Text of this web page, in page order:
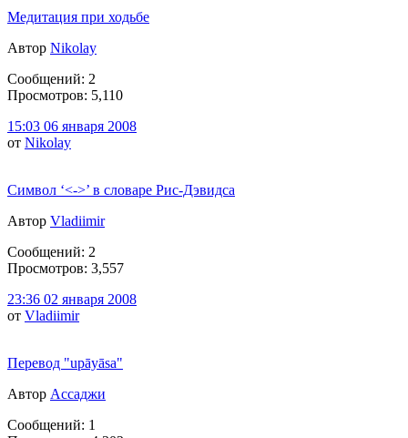
Медитация при ходьбе
Автор Nikolay
Сообщений: 2
Просмотров: 5,110
15:03 06 января 2008
от Nikolay
Символ ‘<->’ в словаре Рис-Дэвидса
Автор Vladiimir
Сообщений: 2
Просмотров: 3,557
23:36 02 января 2008
от Vladiimir
Перевод "upāyāsa"
Автор Ассаджи
Сообщений: 1